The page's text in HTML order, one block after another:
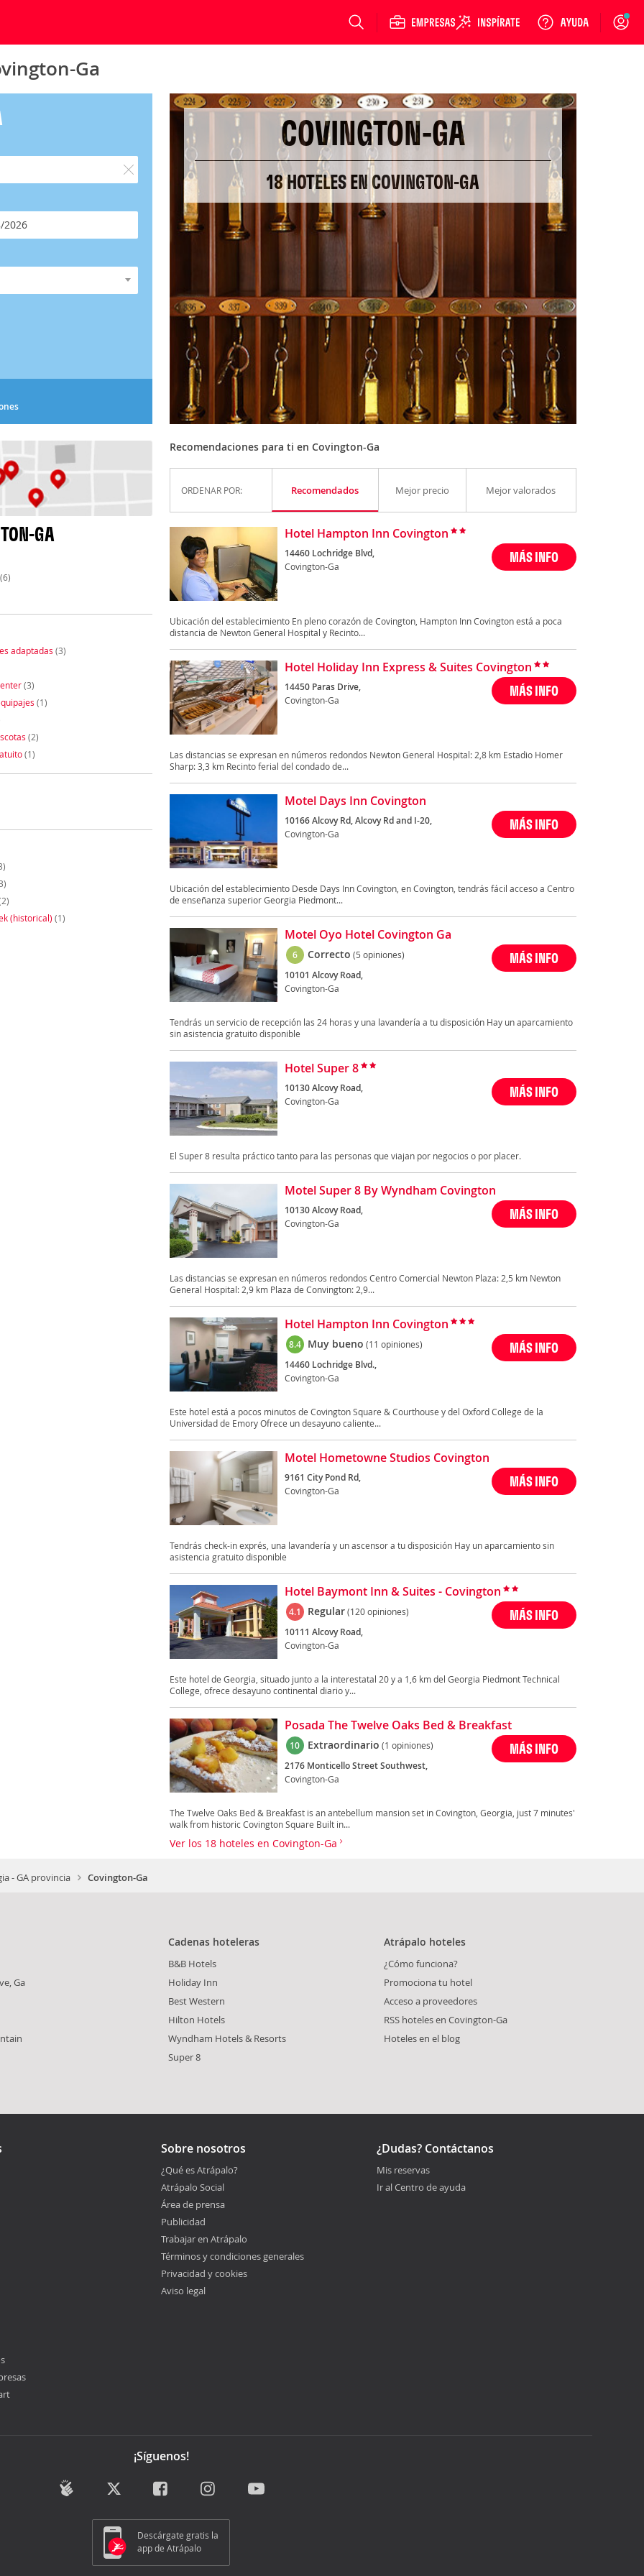
Login
Ga
GA
(6)
adaptadas (3)
(3)
(1)
(2)
(1)
(historical) (1)
COVINGTON-GA
18 HOTELES EN COVINGTON-GA
Recomendaciones para ti en Covington-Ga
ORDENAR POR: Recomendados Mejor precio Mejor valorados
Hotel Hampton Inn Covington
14460 Lochridge Blvd,
Covington-Ga
MÁS INFO
Ubicación del establecimiento En pleno corazón de Covington, Hampton Inn Covington está a poca
distancia de Newton General Hospital y Recinto...
Hotel Holiday Inn Express & Suites Covington
14450 Paras Drive,
Covington-Ga
MÁS INFO
Las distancias se expresan en números redondos Newton General Hospital: 2,8 km Estadio Homer
Sharp: 3,3 km Recinto ferial del condado de...
Motel Days Inn Covington
10166 Alcovy Rd, Alcovy Rd and I-20,
Covington-Ga
MÁS INFO
Ubicación del establecimiento Desde Days Inn Covington, en Covington, tendrás fácil acceso a Centro
de enseñanza superior Georgia Piedmont...
Motel Oyo Hotel Covington Ga
6 Correcto (5 opiniones)
10101 Alcovy Road,
Covington-Ga
MÁS INFO
Tendrás un servicio de recepción las 24 horas y una lavandería a tu disposición Hay un aparcamiento
sin asistencia gratuito disponible
Hotel Super 8
10130 Alcovy Road,
Covington-Ga
MÁS INFO
El Super 8 resulta práctico tanto para las personas que viajan por negocios o por placer.
Motel Super 8 By Wyndham Covington
10130 Alcovy Road,
Covington-Ga
MÁS INFO
Las distancias se expresan en números redondos Centro Comercial Newton Plaza: 2,5 km Newton
General Hospital: 2,9 km Plaza de Convington: 2,9...
Hotel Hampton Inn Covington
8.4 Muy bueno (11 opiniones)
14460 Lochridge Blvd.,
Covington-Ga
MÁS INFO
Este hotel está a pocos minutos de Covington Square & Courthouse y del Oxford College de la
Universidad de Emory Ofrece un desayuno caliente...
Motel Hometowne Studios Covington
9161 City Pond Rd,
Covington-Ga
MÁS INFO
Tendrás check-in exprés, una lavandería y un ascensor a tu disposición Hay un aparcamiento sin
asistencia gratuito disponible
Hotel Baymont Inn & Suites - Covington
4.1 Regular(120 opiniones)
10111 Alcovy Road,
Covington-Ga
MÁS INFO
Este hotel de Georgia, situado junto a la interestatal 20 y a 1,6 km del Georgia Piedmont Technical
College, ofrece desayuno continental diario y...
Posada The Twelve Oaks Bed & Breakfast
10 Extraordinario (1 opiniones)
2176 Monticello Street Southwest,
Covington-Ga
MÁS INFO
The Twelve Oaks Bed & Breakfast is an antebellum mansion set in Covington, Georgia, just 7 minutes'
walk from historic Covington Square Built in...
Ver los 18 hoteles en Covington-Ga
- GA provincia Covington-Ga
Ga
Cadenas hoteleras
B&B Hotels
Holiday Inn
Best Western
Hilton Hotels
Wyndham Hotels & Resorts
Super 8
Atrápalo hoteles
¿Cómo funciona?
Promociona tu hotel
Acceso a proveedores
RSS hoteles en Covington-Ga
Hoteles en el blog
Sobre nosotros
¿Qué es Atrápalo?
Atrápalo Social
Área de prensa
Publicidad
Trabajar en Atrápalo
Términos y condiciones generales
Privacidad y cookies
Aviso legal
¿Dudas? Contáctanos
Mis reservas
Ir al Centro de ayuda
¡Síguenos!
Descárgate gratis la
app de Atrápalo